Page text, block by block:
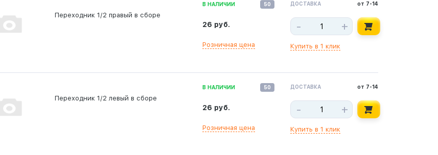
Переходник 1/2 правый в сборе
В НАЛИЧИИ 50
26 руб.
Розничная цена
ДОСТАВКА от 7-14
- +
Купить в 1 клик
Переходник 1/2 левый в сборе
В НАЛИЧИИ 50
26 руб.
Розничная цена
ДОСТАВКА от 7-14
- +
Купить в 1 клик